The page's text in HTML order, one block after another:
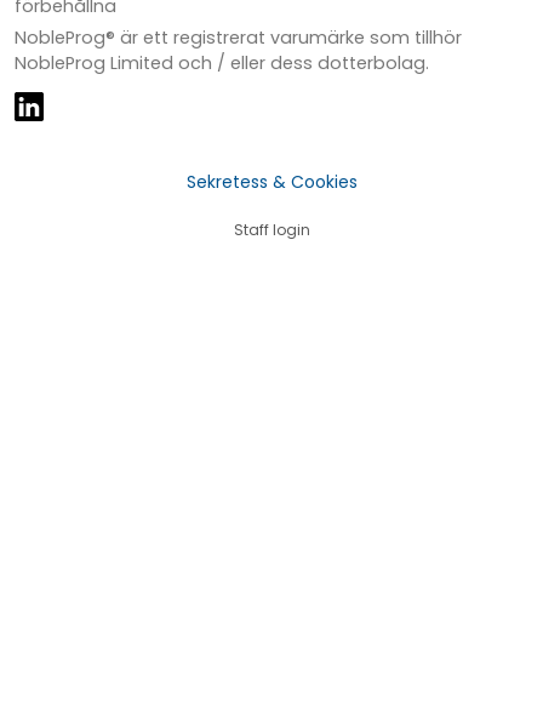
förbehållna
NobleProg® är ett registrerat varumärke som tillhör
NobleProg Limited och / eller dess dotterbolag.
Sekretess & Cookies
Staff login